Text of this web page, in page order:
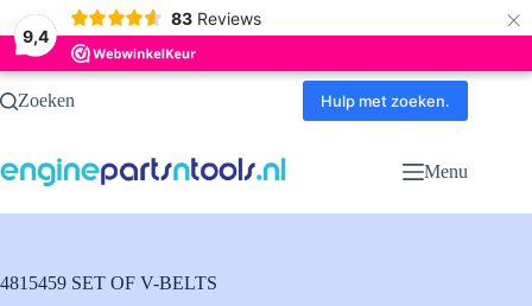
9,4
83 Reviews ×
Ga
naarZoeken Hulp met zoeken.
Menu
4815459 SET OF V-BELTS